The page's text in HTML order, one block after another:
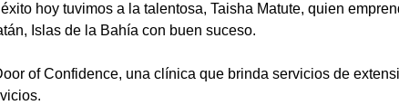
hoy tuvimos a la talentosa, Taisha Matute, quien
Islas de la Bahía con buen suceso.
of Confidence, una clínica que brinda servicios de